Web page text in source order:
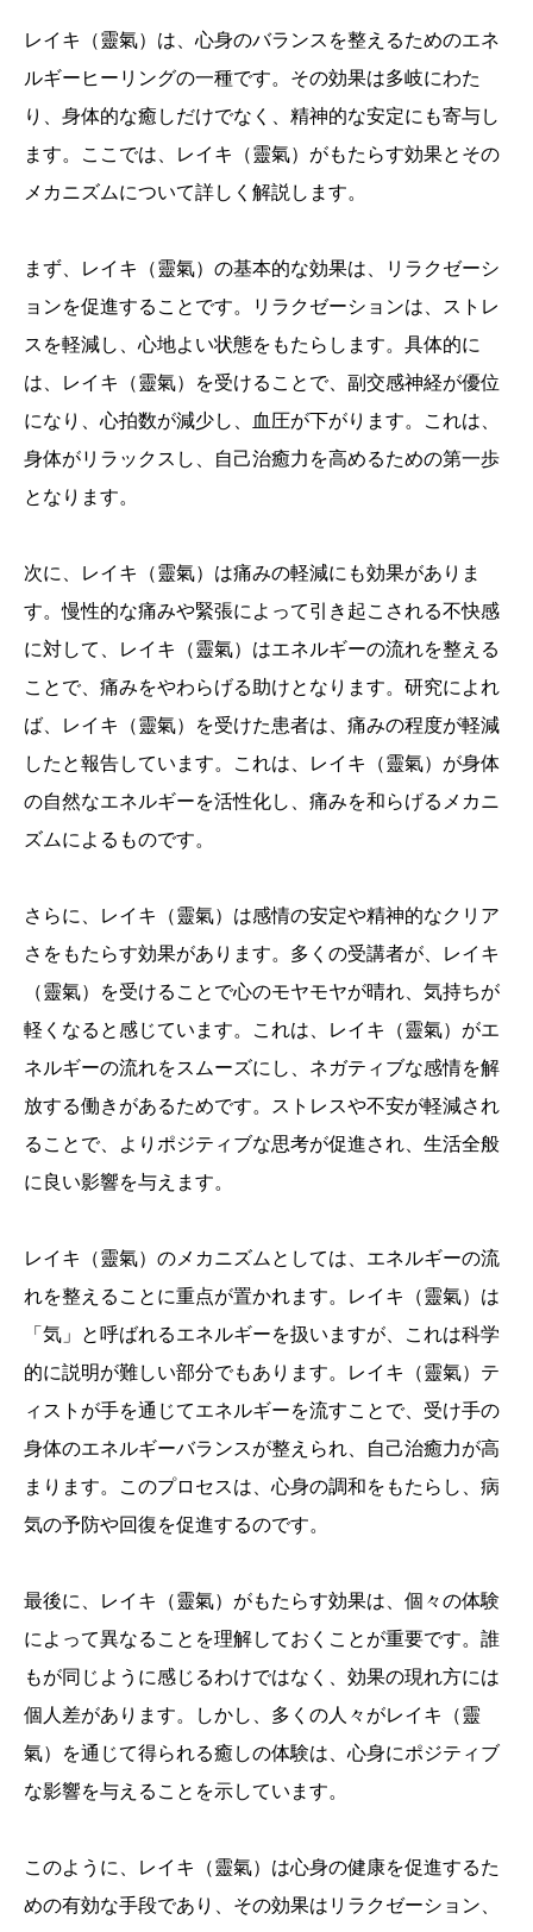
レイキ（靈氣）は、心身のバランスを整えるためのエネ
ルギーヒーリングの一種です。その効果は多岐にわた
り、身体的な癒しだけでなく、精神的な安定にも寄与し
ます。ここでは、レイキ（靈氣）がもたらす効果とその
メカニズムについて詳しく解説します。
まず、レイキ（靈氣）の基本的な効果は、リラクゼーシ
ョンを促進することです。リラクゼーションは、ストレ
スを軽減し、心地よい状態をもたらします。具体的に
は、レイキ（靈氣）を受けることで、副交感神経が優位
になり、心拍数が減少し、血圧が下がります。これは、
身体がリラックスし、自己治癒力を高めるための第一歩
となります。
次に、レイキ（靈氣）は痛みの軽減にも効果がありま
す。慢性的な痛みや緊張によって引き起こされる不快感
に対して、レイキ（靈氣）はエネルギーの流れを整える
ことで、痛みをやわらげる助けとなります。研究によれ
ば、レイキ（靈氣）を受けた患者は、痛みの程度が軽減
したと報告しています。これは、レイキ（靈氣）が身体
の自然なエネルギーを活性化し、痛みを和らげるメカニ
ズムによるものです。
さらに、レイキ（靈氣）は感情の安定や精神的なクリア
さをもたらす効果があります。多くの受講者が、レイキ
（靈氣）を受けることで心のモヤモヤが晴れ、気持ちが
軽くなると感じています。これは、レイキ（靈氣）がエ
ネルギーの流れをスムーズにし、ネガティブな感情を解
放する働きがあるためです。ストレスや不安が軽減され
ることで、よりポジティブな思考が促進され、生活全般
に良い影響を与えます。
レイキ（靈氣）のメカニズムとしては、エネルギーの流
れを整えることに重点が置かれます。レイキ（靈氣）は
「気」と呼ばれるエネルギーを扱いますが、これは科学
的に説明が難しい部分でもあります。レイキ（靈氣）テ
ィストが手を通じてエネルギーを流すことで、受け手の
身体のエネルギーバランスが整えられ、自己治癒力が高
まります。このプロセスは、心身の調和をもたらし、病
気の予防や回復を促進するのです。
最後に、レイキ（靈氣）がもたらす効果は、個々の体験
によって異なることを理解しておくことが重要です。誰
もが同じように感じるわけではなく、効果の現れ方には
個人差があります。しかし、多くの人々がレイキ（靈
氣）を通じて得られる癒しの体験は、心身にポジティブ
な影響を与えることを示しています。
このように、レイキ（靈氣）は心身の健康を促進するた
めの有効な手段であり、その効果はリラクゼーション、